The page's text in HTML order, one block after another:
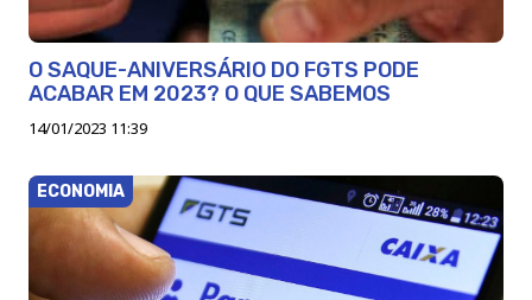
O SAQUE-ANIVERSÁRIO DO FGTS PODE
ACABAR EM 2023? O QUE SABEMOS
14/01/2023 11:39
ECONOMIA